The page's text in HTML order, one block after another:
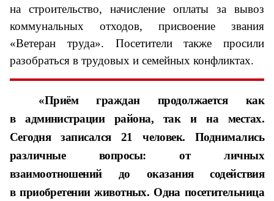
на строительство, начисление оплаты за вывоз
коммунальных отходов, присвоение звания
«Ветеран труда». Посетители также просили
разобраться в трудовых и семейных конфликтах.
«Приём граждан продолжается как
в администрации района, так и на местах.
Сегодня записался 21 человек. Поднимались
различные вопросы: от личных
взаимоотношений до оказания содействия
в приобретении животных. Одна посетительница